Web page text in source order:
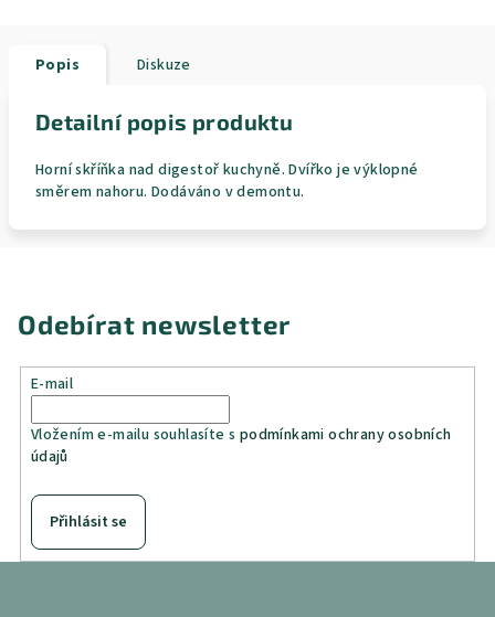
Popis Diskuze
Detailní popis produktu
Horní skříňka nad digestoř kuchyně. Dvířko je výklopné
směrem nahoru. Dodáváno v demontu.
Odebírat newsletter
E-mail
Vložením e-mailu souhlasíte s podmínkami ochrany osobních
údajů
Přihlásit se